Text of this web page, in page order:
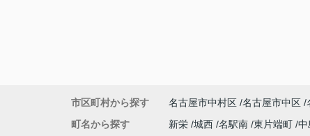
市区町村から探す 名古屋市中村区 名古屋市中区
町名から探す
新栄 城西 名駅南 東片端町 中